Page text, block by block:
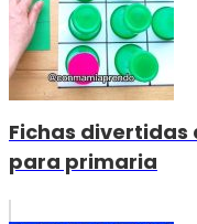
Fichas
para primaria